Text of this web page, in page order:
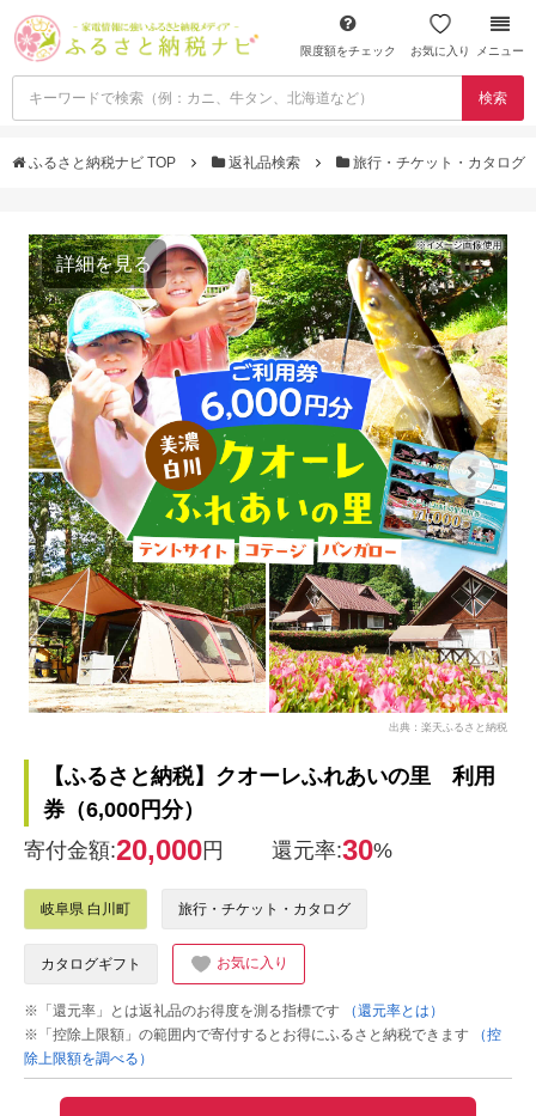
限度額をチェック お気に入り メニュー
検索
ふるさと納税ナビ TOP 返礼品検索 旅行・チケット・カタログ
詳細を見る
出典：楽天ふるさと納税
【ふるさと納税】クオーレふれあいの里 利用
券（6,000円分）
寄付金額:20,000円 還元率:30%
岐阜県 白川町 旅行・チケット・カタログ
カタログギフト お気に入り
※「還元率」とは返礼品のお得度を測る指標です
（還元率とは）
※「控除上限額」の範囲内で寄付するとお得にふるさと納税できます
（控
除上限額を調べる）